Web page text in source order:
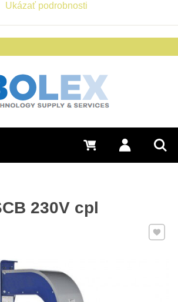
Prihlásiť sa
0 €
230V cpl
Pridať
Ukázať podrobnosti